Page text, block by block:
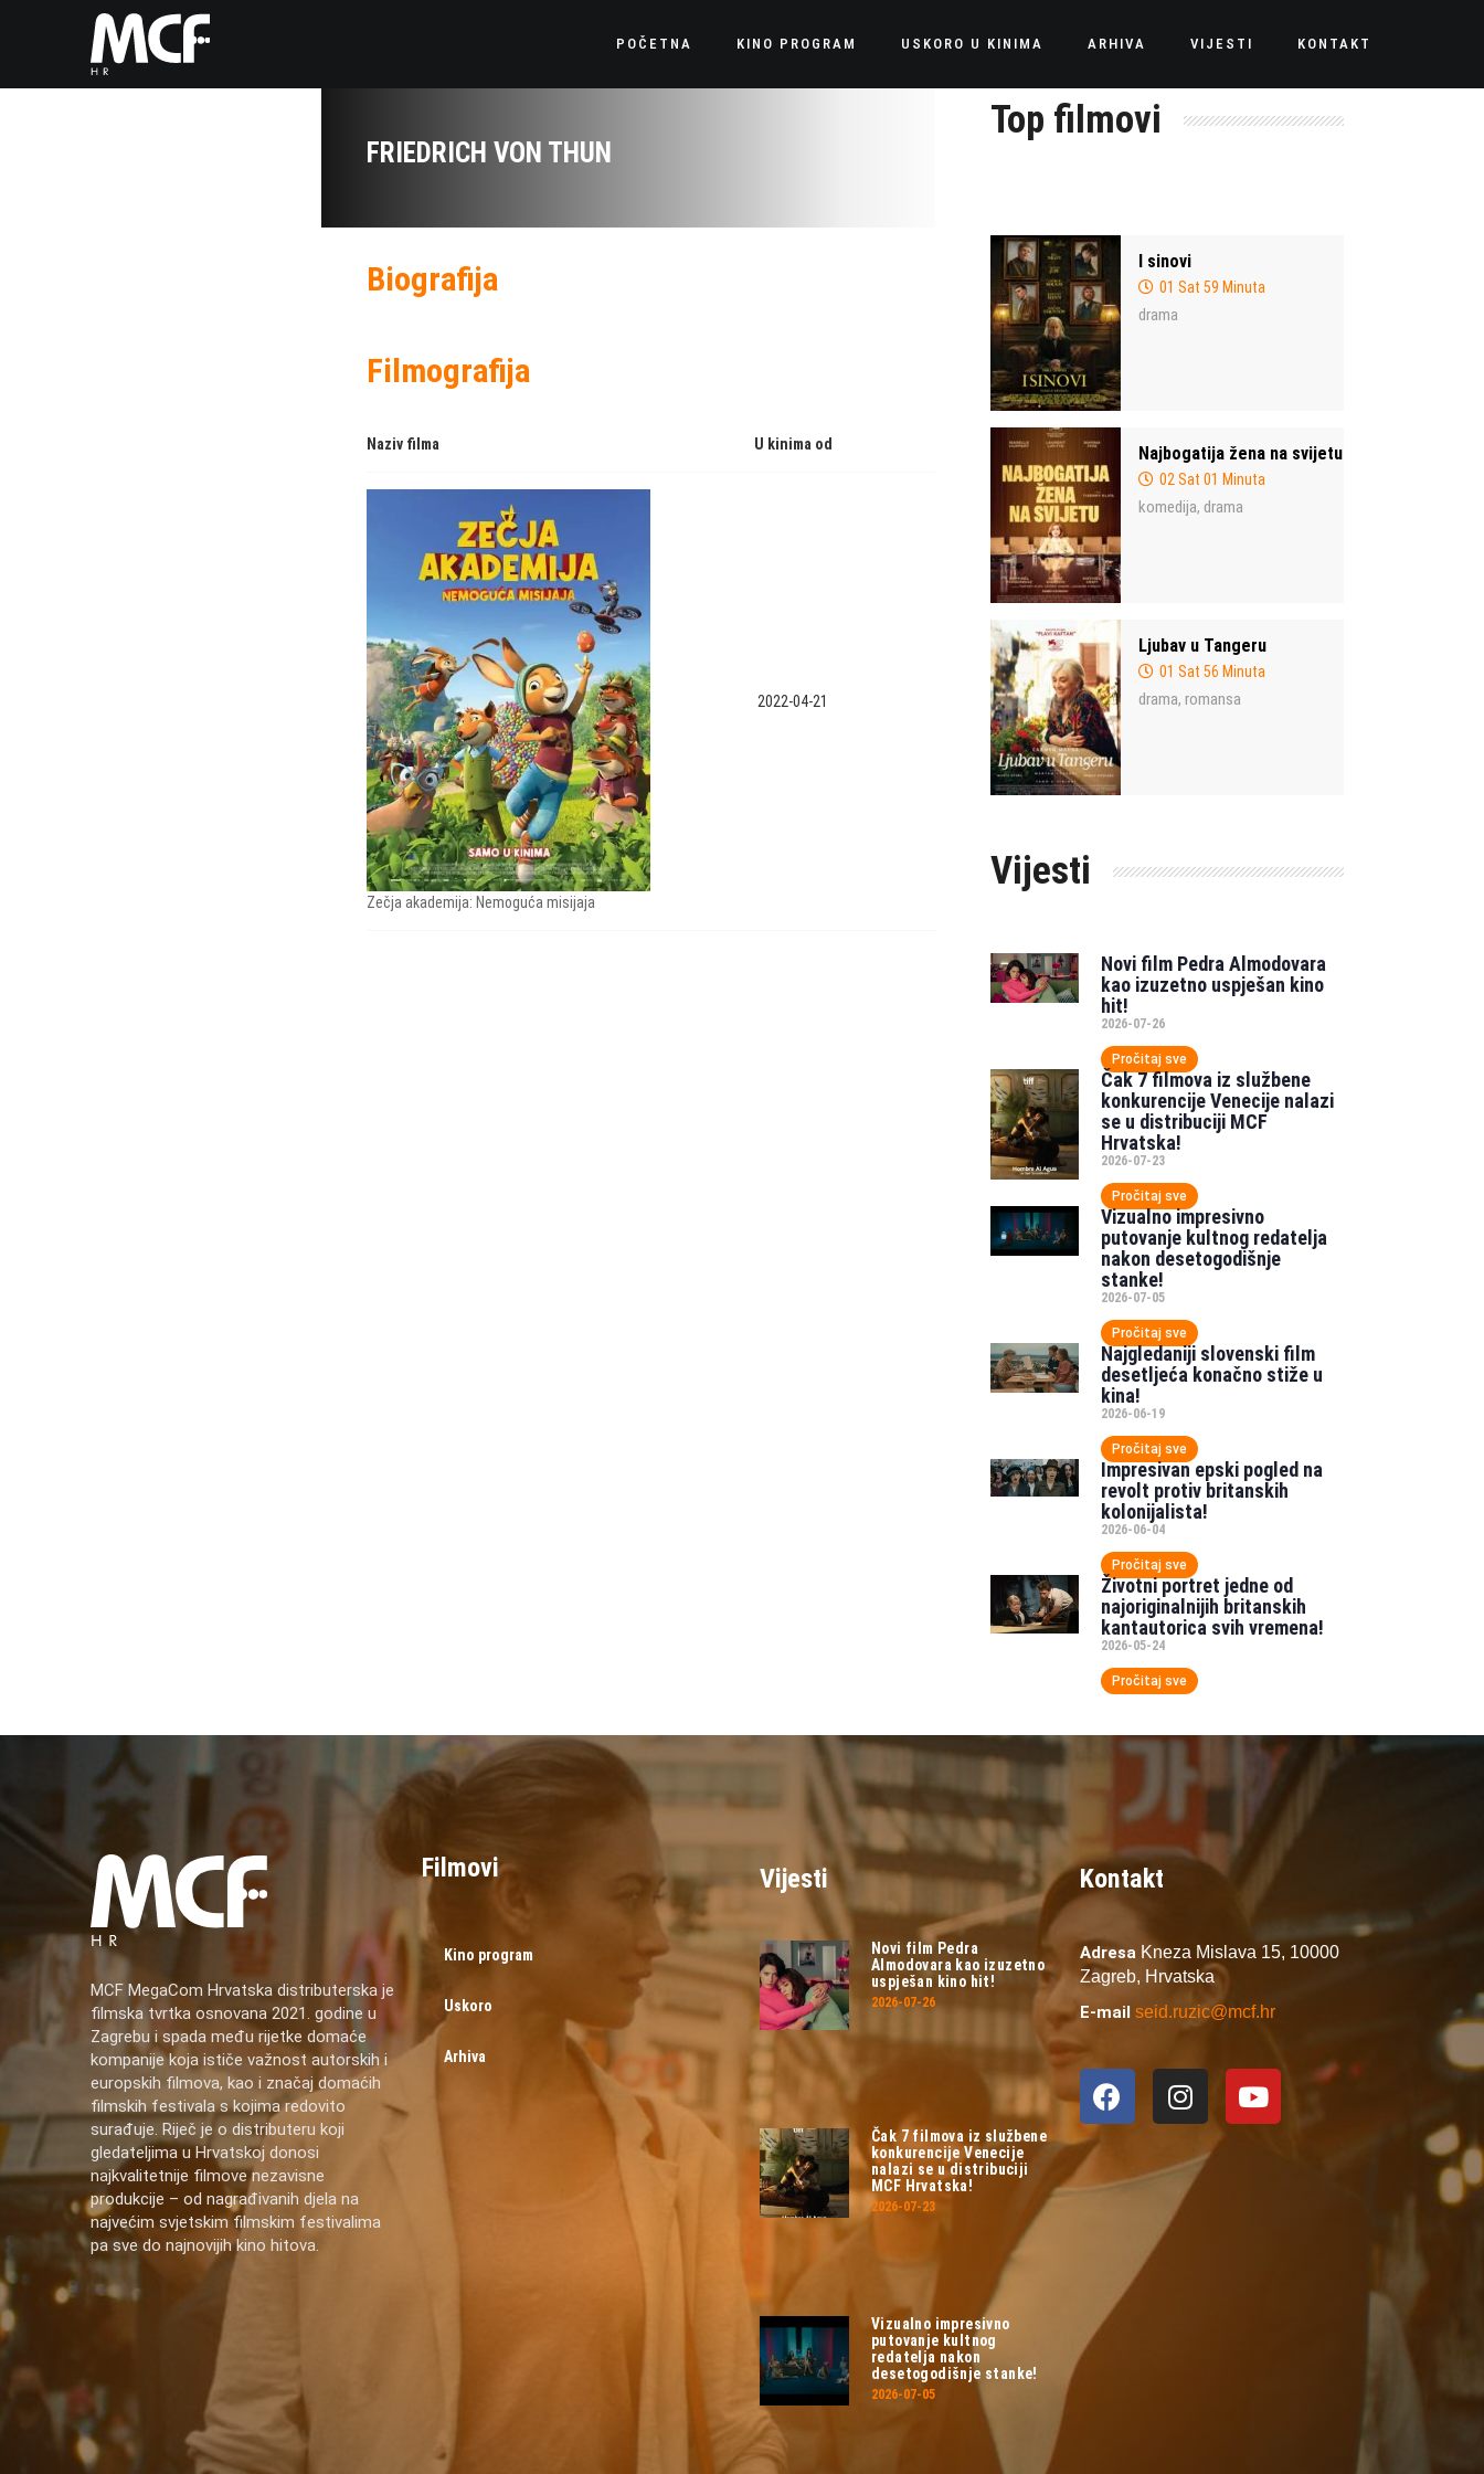
POČETNA KINO PROGRAM USKORO U KINIMA ARHIVA VIJESTI KONTAKT
FRIEDRICH VON THUN
Biografija
Filmografija
Naziv filma U kinima od
Zečja akademija: Nemoguća misijaja
2022-04-21
Top filmovi
I sinovi
01 Sat 59 Minuta
drama
Najbogatija žena na svijetu
02 Sat 01 Minuta
komedija, drama
Ljubav u Tangeru
01 Sat 56 Minuta
drama, romansa
Vijesti
Novi film Pedra Almodovara
kao izuzetno uspješan kino
hit!
2026-07-26
Pročitaj sve
Čak 7 filmova iz službene
konkurencije Venecije nalazi
se u distribuciji MCF
Hrvatska!
2026-07-23
Pročitaj sve
Vizualno impresivno
putovanje kultnog redatelja
nakon desetogodišnje
stanke!
2026-07-05
Pročitaj sve
Najgledaniji slovenski film
desetljeća konačno stiže u
kina!
2026-06-19
Pročitaj sve
Impresivan epski pogled na
revolt protiv britanskih
kolonijalista!
2026-06-04
Pročitaj sve
Životni portret jedne od
najoriginalnijih britanskih
kantautorica svih vremena!
2026-05-24
Pročitaj sve
MCF MegaCom Hrvatska distributerska je
filmska tvrtka osnovana 2021. godine u
Zagrebu i spada među rijetke domaće
kompanije koja ističe važnost autorskih i
europskih filmova, kao i značaj domaćih
filmskih festivala s kojima redovito
surađuje. Riječ je o distributeru koji
gledateljima u Hrvatskoj donosi
najkvalitetnije filmove nezavisne
produkcije – od nagrađivanih djela na
najvećim svjetskim filmskim festivalima
pa sve do najnovijih kino hitova.
Filmovi
Kino program
Uskoro
Arhiva
Vijesti
Novi film Pedra
Almodovara kao izuzetno
uspješan kino hit!
2026-07-26
Čak 7 filmova iz službene
konkurencije Venecije
nalazi se u distribuciji
MCF Hrvatska!
2026-07-23
Vizualno impresivno
putovanje kultnog
redatelja nakon
desetogodišnje stanke!
2026-07-05
Kontakt
Adresa Kneza Mislava 15, 10000
Zagreb, Hrvatska
E-mail seid.ruzic@mcf.hr